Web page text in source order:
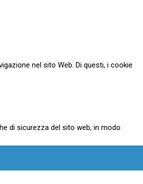
nel sito Web. Di questi, i cookie
di sicurezza del sito web, in modo